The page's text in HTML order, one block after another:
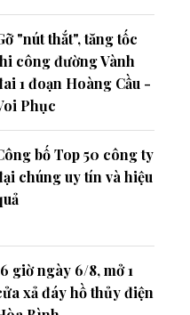
"nút thắt", tăng tốc
công đường Vành
1 đoạn Hoàng Cầu -
Phục
bố Top 50 công ty
chúng uy tín và hiệu
giờ ngày 6/8, mở 1
xả đáy hồ thủy điện